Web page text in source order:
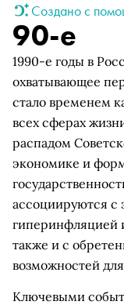
Создано с
90-е
1990-е годы в
охватывающее
стало временем
всех сферах
распадом
экономике и
ассоциируются с
гиперинфляцией
также и с
возможностей
Ключевыми